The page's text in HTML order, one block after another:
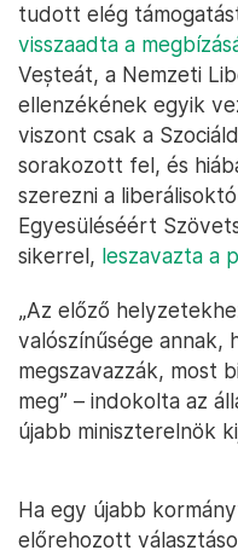
tudott elég
visszaadta a
Veșteát, a Nemzeti
ellenzékének egyik
viszont csak a
sorakozott fel, és
szerezni a
Egyesüléséért
sikerrel, leszavazta a
„Az előző
valószínűsége annak,
megszavazzák, most
meg” – indokolta az
újabb miniszterelnök
Ha egy újabb
előrehozott